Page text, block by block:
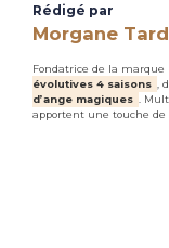
Rédigé par
Morgane
Fondatrice de la marque
évolutives 4 saisons ,
d’ange magiques .
apportent une touche